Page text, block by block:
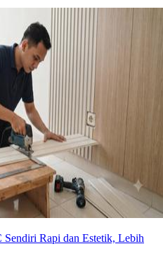
Sendiri Rapi dan Estetik, Lebih